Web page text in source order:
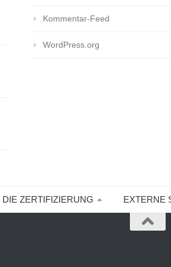
Kommentar-Feed
WordPress.org
DIE ZERTIFIZIERUNG EXTERNE